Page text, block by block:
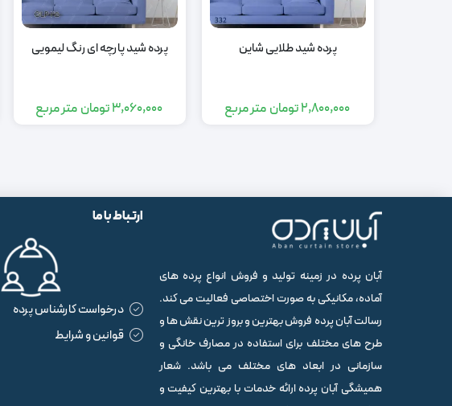
پرده شید طلایی شاین
2,800,000تومان متر مربع
پرده شید پارچه ای رنگ لیمویی
3,060,000تومان متر مربع
آبان پرده در زمینه تولید و فروش انواع پرده های
آماده، مکانیکی به صورت اختصاصی فعالیت می کند.
رسالت آبان پرده فروش بهترین و بروز ترین نقش ها و
طرح های مختلف برای استفاده در مصارف خانگی و
سازمانی در ابعاد های مختلف می باشد. شعار
همیشگی آبان پرده ارائه خدمات با بهترین کیفیت و
ارتباط با ما
درخواست کارشناس پرده
قوانین و شرایط